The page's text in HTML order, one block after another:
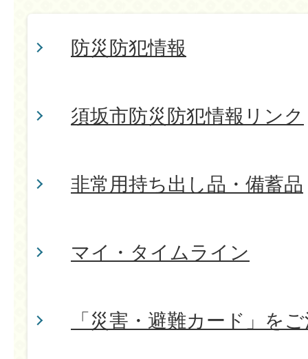
防災防犯情報
須坂市防災防犯情報リンク
非常用持ち出し品・備蓄品
マイ・タイムライン
「災害・避難カード」を